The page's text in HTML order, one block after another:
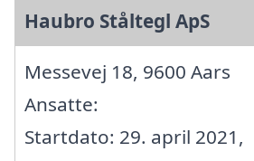
Haubro Ståltegl ApS
Messevej 18, 9600 Aars
Ansatte:
Startdato: 29. april 2021,